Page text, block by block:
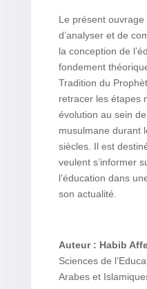
Le présent ouvrage
d’analyser et de
la conception de
fondement
Tradition du
retracer les étapes
évolution au sein
musulmane durant
siècles. Il est
veulent s’informer
l’éducation dans
son actualité.
Auteur : Habib
Sciences de
Arabes et